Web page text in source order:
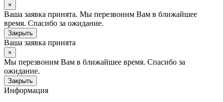
×
Ваша заявка принята. Мы перезвоним Вам в ближайшее
время. Спасибо за ожидание.
Закрыть
Ваша заявка принята
×
Мы перезвоним Вам в ближайшее время. Спасибо за
ожидание.
Закрыть
Информация